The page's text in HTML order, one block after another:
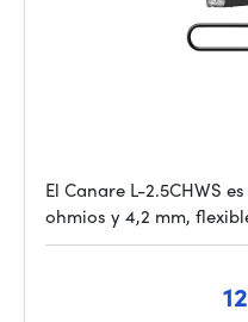
El Canare L-2.5CHWS
ohmios y 4,2 mm,